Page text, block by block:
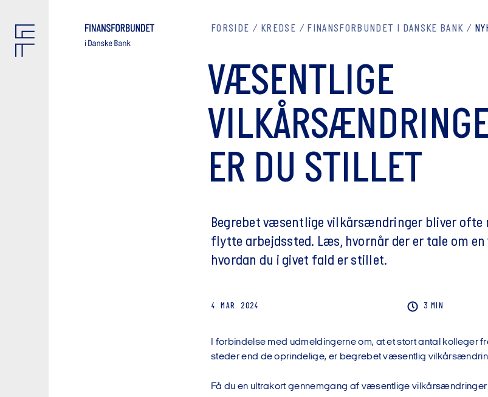
FORSIDE KREDSE FINANSFORBUNDET I DANSKE BANK
VÆSENTLIGE
ER DU STILLET
Begrebet væsentlige vilkårsændringer bliver ofte
flytte arbejdssted. Læs, hvornår der er tale om
hvordan du i givet fald er stillet.
4. MAR. 2024 3 MIN
I forbindelse med udmeldingerne om, at et stort antal kolleger
steder end de oprindelige, er begrebet væsentlig
Få du en ultrakort gennemgang af væsentlige